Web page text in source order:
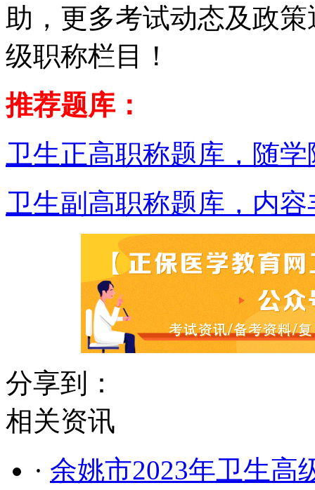
助，更多考试动态及政
级职称栏目！
推荐题库：
卫生正高职称题库，随
卫生副高职称题库，内
分享到：
相关资讯
· 余姚市2023年卫生高